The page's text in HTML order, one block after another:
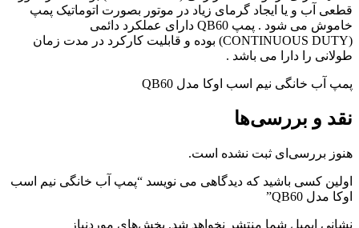
قطعی آب و یا ایجاد گرمای زیاد در موتور بصورت اتوماتیک پمپ
خاموش می شود . پمپ QB60 دارای عملکرد دائمی
(CONTINUOUS DUTY) بوده و قابلیت کارکرد در مدت زمان
طولانی را دارا می باشد .
پمپ آب خانگی نیم اسب اوکا مدل QB60
نقد و بررسی‌ها
هنوز بررسی‌ای ثبت نشده است.
اولین کسی باشید که دیدگاهی می نویسد “پمپ آب خانگی نیم اسب
اوکا مدل QB60”
نشانی ایمیل شما منتشر نخواهد شد. بخش‌های موردنیاز